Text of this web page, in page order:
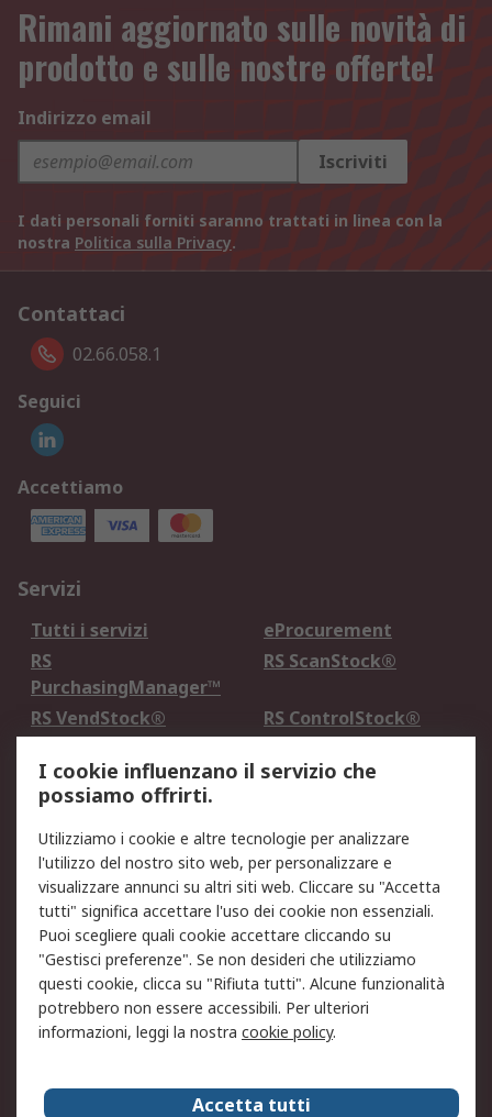
Rimani aggiornato sulle novità di
prodotto e sulle nostre offerte!
Indirizzo email
Iscriviti
I dati personali forniti saranno trattati in linea con la
nostra Politica sulla Privacy.
Contattaci
02.66.058.1
Seguici
Accettiamo
Servizi
Tutti i servizi
eProcurement
RS
PurchasingManager™
RS ScanStock®
RS VendStock®
RS ControlStock®
Legale
Informativa Cookie
Informativa Privacy -
Aggiornata
Email Security
Termini d'uso
Condizioni di vendita
Condizioni generali di
servizio
Etica e responsabilità
Chi Siamo
Chi Siamo
Contattaci
I cookie influenzano il servizio che
possiamo offrirti.
Utilizziamo i cookie e altre tecnologie per analizzare
l'utilizzo del nostro sito web, per personalizzare e
visualizzare annunci su altri siti web. Cliccare su "Accetta
tutti" significa accettare l'uso dei cookie non essenziali.
Puoi scegliere quali cookie accettare cliccando su
"Gestisci preferenze". Se non desideri che utilizziamo
questi cookie, clicca su "Rifiuta tutti". Alcune funzionalità
potrebbero non essere accessibili. Per ulteriori
informazioni, leggi la nostra cookie policy.
Accetta tutti